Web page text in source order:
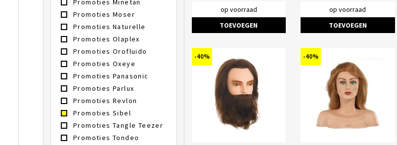
Promoties Minetan
Promoties Moser
Promoties Naturelle
Promoties Olaplex
Promoties Orofluido
Promoties Oxeye
Promoties Panasonic
Promoties Parlux
Promoties Revlon
Promoties Sibel
Promoties Tangle Teezer
Promoties Tondeo
op voorraad
TOEVOEGEN
op voorraad
TOEVOEGEN
-40% -40%